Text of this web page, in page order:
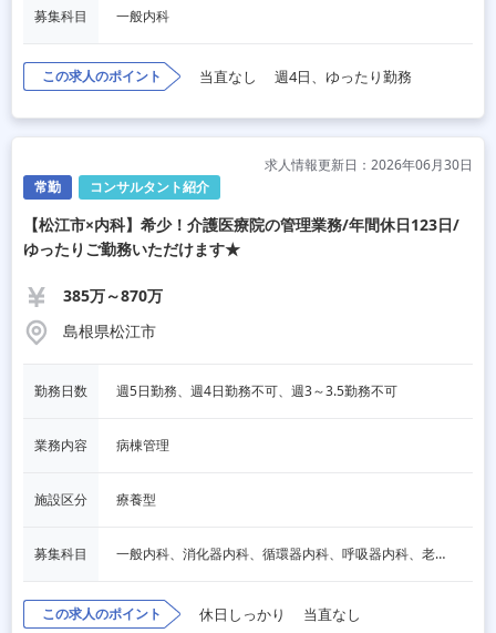
募集科目 一般内科
この求人のポイント 当直なし 週4日、ゆったり勤務
常勤 コンサルタント紹介
求人情報更新日：2026年06月30日
【松江市×内科】希少！介護医療院の管理業務/年間休日123日/
ゆったりご勤務いただけます★
385万～870万
島根県松江市
勤務日数 週5日勤務、週4日勤務不可、週3～3.5勤務不可
業務内容 病棟管理
施設区分 療養型
募集科目 一般内科、消化器内科、循環器内科、呼吸器内科、老人内科
この求人のポイント 休日しっかり 当直なし